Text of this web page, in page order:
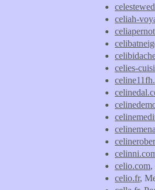
celiah-
celies-
celio.com,
celio.fr,